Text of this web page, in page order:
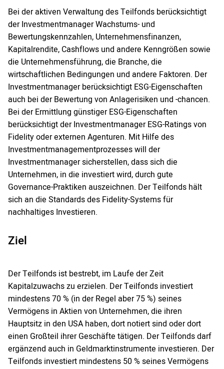
Bei der aktiven Verwaltung des Teilfonds berücksichtigt
der Investmentmanager Wachstums- und
Bewertungskennzahlen, Unternehmensfinanzen,
Kapitalrendite, Cashflows und andere Kenngrößen sowie
die Unternehmensführung, die Branche, die
wirtschaftlichen Bedingungen und andere Faktoren. Der
Investmentmanager berücksichtigt ESG-Eigenschaften
auch bei der Bewertung von Anlagerisiken und -chancen.
Bei der Ermittlung günstiger ESG-Eigenschaften
berücksichtigt der Investmentmanager ESG-Ratings von
Fidelity oder externen Agenturen. Mit Hilfe des
Investmentmanagementprozesses will der
Investmentmanager sicherstellen, dass sich die
Unternehmen, in die investiert wird, durch gute
Governance-Praktiken auszeichnen. Der Teilfonds hält
sich an die Standards des Fidelity-Systems für
nachhaltiges Investieren.
Ziel
Der Teilfonds ist bestrebt, im Laufe der Zeit
Kapitalzuwachs zu erzielen. Der Teilfonds investiert
mindestens 70 % (in der Regel aber 75 %) seines
Vermögens in Aktien von Unternehmen, die ihren
Hauptsitz in den USA haben, dort notiert sind oder dort
einen Großteil ihrer Geschäfte tätigen. Der Teilfonds darf
ergänzend auch in Geldmarktinstrumente investieren. Der
Teilfonds investiert mindestens 50 % seines Vermögens